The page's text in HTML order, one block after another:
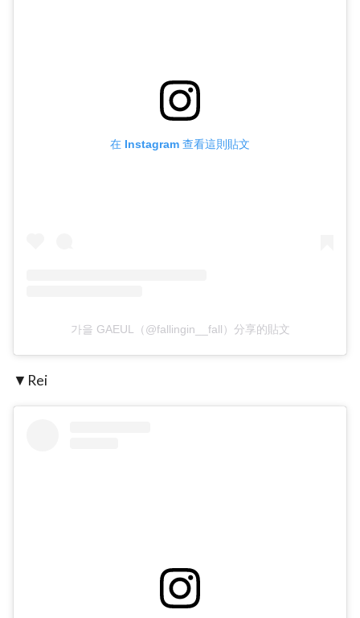
在 Instagram 查看這則貼文
가을 GAEUL（@fallingin__fall）分享的貼文
▼Rei